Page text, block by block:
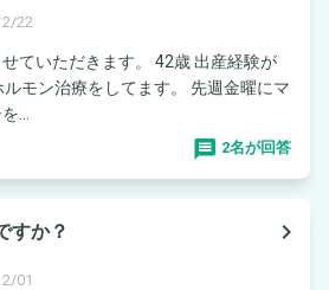
22
きます。 42歳 出産経験が
療をしてます。 先週金曜にマ
...
2名が回答
すか？
navigate_next
01